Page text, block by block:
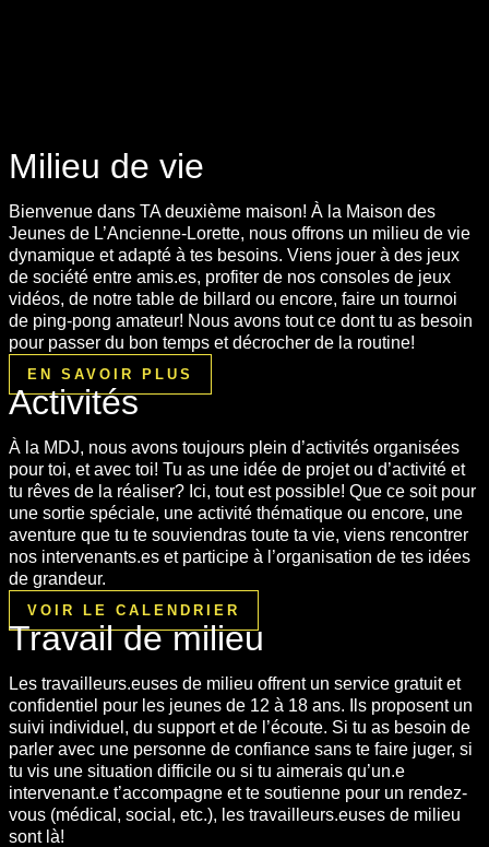
Milieu de vie
Bienvenue dans TA deuxième maison! À la Maison des
Jeunes de L’Ancienne-Lorette, nous offrons un milieu de vie
dynamique et adapté à tes besoins. Viens jouer à des jeux
de société entre amis.es, profiter de nos consoles de jeux
vidéos, de notre table de billard ou encore, faire un tournoi
de ping-pong amateur! Nous avons tout ce dont tu as besoin
pour passer du bon temps et décrocher de la routine!
EN SAVOIR PLUS
Activités
À la MDJ, nous avons toujours plein d’activités organisées
pour toi, et avec toi! Tu as une idée de projet ou d’activité et
tu rêves de la réaliser? Ici, tout est possible! Que ce soit pour
une sortie spéciale, une activité thématique ou encore, une
aventure que tu te souviendras toute ta vie, viens rencontrer
nos intervenants.es et participe à l’organisation de tes idées
de grandeur.
VOIR LE CALENDRIER
Travail de milieu
Les travailleurs.euses de milieu offrent un service gratuit et
confidentiel pour les jeunes de 12 à 18 ans. Ils proposent un
suivi individuel, du support et de l’écoute. Si tu as besoin de
parler avec une personne de confiance sans te faire juger, si
tu vis une situation difficile ou si tu aimerais qu’un.e
intervenant.e t’accompagne et te soutienne pour un rendez-
vous (médical, social, etc.), les travailleurs.euses de milieu
sont là!